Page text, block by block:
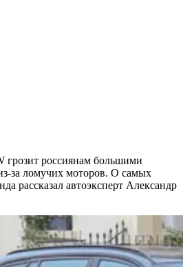
грозит россиянам большими
за ломучих моторов. О самых
рассказал автоэксперт Александр